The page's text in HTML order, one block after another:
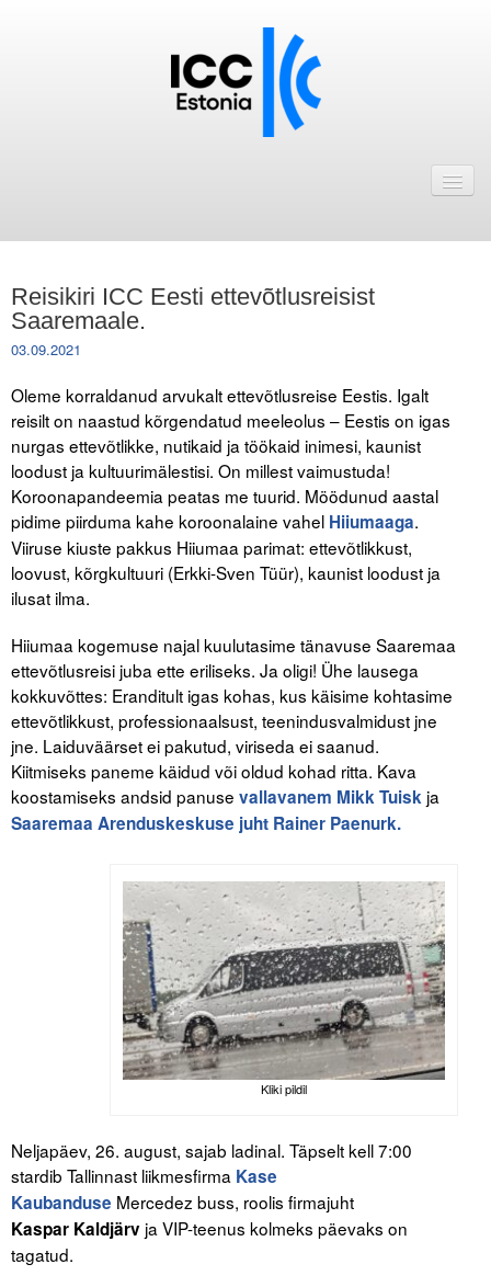
ICC Eesti liikmebaas
Liikmete pakkumised
Astu ICC Eesti liikmeks!
Kalender
ICC Eesti
Tegevused
Publikatsioonid
Viidad
ICC WBO
ICC komisjonid
Digiraamatukogu
Liitu meililistiga
Projektid
Reisikiri ICC Eesti ettevõtlusreisist
Saaremaale.
03.09.2021
Oleme korraldanud arvukalt ettevõtlusreise Eestis. Igalt
reisilt on naastud kõrgendatud meeleolus – Eestis on igas
nurgas ettevõtlikke, nutikaid ja töökaid inimesi, kaunist
loodust ja kultuurimälestisi. On millest vaimustuda!
Koroonapandeemia peatas me tuurid. Möödunud aastal
pidime piirduma kahe koroonalaine vahel Hiiumaaga.
Viiruse kiuste pakkus Hiiumaa parimat: ettevõtlikkust,
loovust, kõrgkultuuri (Erkki-Sven Tüür), kaunist loodust ja
ilusat ilma.
Hiiumaa kogemuse najal kuulutasime tänavuse Saaremaa
ettevõtlusreisi juba ette eriliseks. Ja oligi! Ühe lausega
kokkuvõttes: Eranditult igas kohas, kus käisime kohtasime
ettevõtlikkust, professionaalsust, teenindusvalmidust jne
jne. Laiduväärset ei pakutud, viriseda ei saanud.
Kiitmiseks paneme käidud või oldud kohad ritta. Kava
koostamiseks andsid panuse vallavanem Mikk Tuisk ja
Saaremaa Arenduskeskuse juht Rainer Paenurk.
Kliki pildil
Neljapäev, 26. august, sajab ladinal. Täpselt kell 7:00
stardib Tallinnast liikmesfirma Kase
Kaubanduse Mercedez buss, roolis firmajuht
Kaspar Kaldjärv ja VIP-teenus kolmeks päevaks on
tagatud.